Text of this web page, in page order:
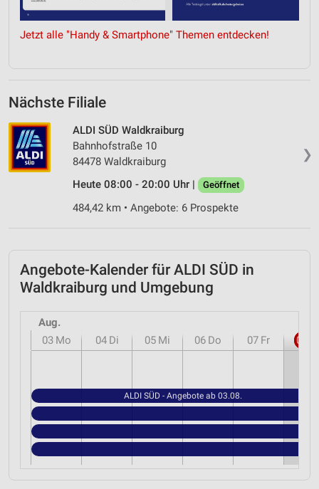
Jetzt alle "Handy & Smartphone" Themen entdecken!
Nächste Filiale
❯
ALDI SÜD Waldkraiburg
Bahnhofstraße 10
84478 Waldkraiburg
Heute 08:00 - 20:00 Uhr |
Geöffnet
484,42 km • Angebote: 6 Prospekte
Angebote-Kalender für ALDI SÜD in
Waldkraiburg und Umgebung
Aug.
03 Mo 04 Di 05 Mi 06 Do 07 Fr 08
ALDI SÜD - Angebote ab 03.08.